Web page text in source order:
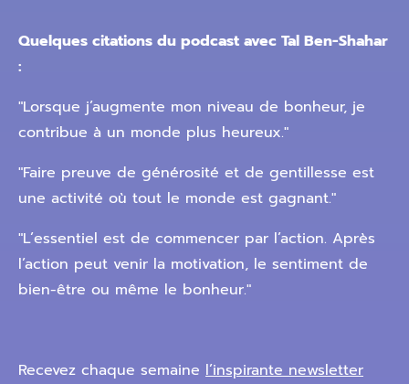
Quelques citations du podcast avec Tal Ben-Shahar
:
"Lorsque j’augmente mon niveau de bonheur, je
contribue à un monde plus heureux."
"Faire preuve de générosité et de gentillesse est
une activité où tout le monde est gagnant."
"L’essentiel est de commencer par l’action. Après
l’action peut venir la motivation, le sentiment de
bien-être ou même le bonheur."
Recevez chaque semaine l’inspirante newsletter